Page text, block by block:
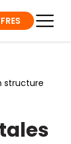
structure